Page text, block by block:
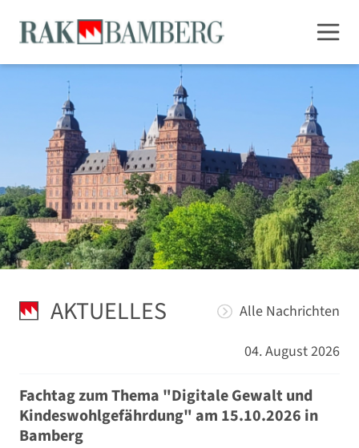
AKTUELLES
Alle Nachrichten
04. August 2026
Fachtag zum Thema "Digitale Gewalt und
Kindeswohlgefährdung" am 15.10.2026 in
Bamberg